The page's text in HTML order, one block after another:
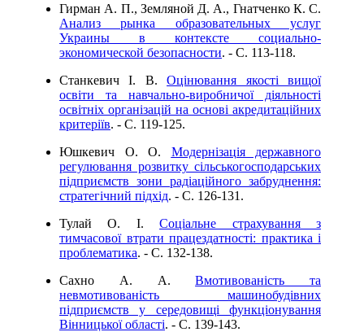
Гирман А. П., Земляной Д. А., Гнатченко К. С.
Анализ рынка образовательных услуг
Украины в контексте социально-
экономической безопасности. - C. 113-118.
Станкевич І. В.Оцінювання якості вищої
освіти та навчально-виробничої діяльності
освітніх організацій на основі акредитаційних
критеріїв. - C. 119-125.
Юшкевич О. О. Модернізація державного
регулювання розвитку сільськогосподарських
підприємств зони радіаційного забруднення:
стратегічний підхід. - C. 126-131.
Тулай О. І.Соціальне страхування з
тимчасової втрати працездатності: практика і
проблематика. - C. 132-138.
Сахно А. А.Вмотивованість та
невмотивованість машинобудівних
підприємств у середовищі функціонування
Вінницької області. - C. 139-143.